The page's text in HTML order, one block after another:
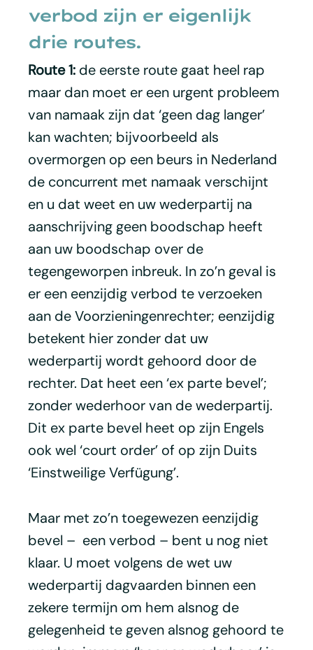
verbod zijn er eigenlijk
drie routes.
Route 1: de eerste route gaat heel rap
maar dan moet er een urgent probleem
van namaak zijn dat ‘geen dag langer’
kan wachten; bijvoorbeeld als
overmorgen op een beurs in Nederland
de concurrent met namaak verschijnt
en u dat weet en uw wederpartij na
aanschrijving geen boodschap heeft
aan uw boodschap over de
tegengeworpen inbreuk. In zo’n geval is
er een eenzijdig verbod te verzoeken
aan de Voorzieningenrechter; eenzijdig
betekent hier zonder dat uw
wederpartij wordt gehoord door de
rechter. Dat heet een ‘ex parte bevel’;
zonder wederhoor van de wederpartij.
Dit ex parte bevel heet op zijn Engels
ook wel ‘court order’ of op zijn Duits
‘Einstweilige Verfügung’.
Maar met zo’n toegewezen eenzijdig
bevel – een verbod – bent u nog niet
klaar. U moet volgens de wet uw
wederpartij dagvaarden binnen een
zekere termijn om hem alsnog de
gelegenheid te geven alsnog gehoord te